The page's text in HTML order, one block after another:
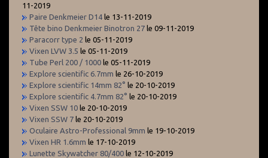
11-2019
Paire Denkmeier D14 le 13-11-2019
Tête bino Denkmeier Binotron 27 le 09-11-2019
Paracorr type 2 le 05-11-2019
Vixen LVW 3.5 le 05-11-2019
Tube Perl 200 / 1000 le 05-11-2019
Explore scientific 6.7mm le 26-10-2019
Explore scientific 14mm 82° le 20-10-2019
Explore scientific 4.7mm 82° le 20-10-2019
Vixen SSW 10 le 20-10-2019
Vixen SSW 7 le 20-10-2019
Oculaire Astro-Professional 9mm le 19-10-2019
Vixen HR 1.6mm le 17-10-2019
Lunette Skywatcher 80/400 le 12-10-2019